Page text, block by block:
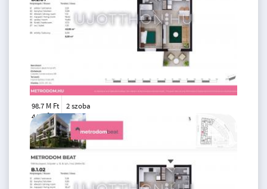
98.7 M Ft
44 m2
2 szoba
2.
emelet